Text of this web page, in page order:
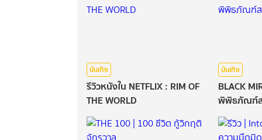
บันเทิง
รีวิวหนังใน NETFLIX : RIM OF
THE WORLD
บันเทิง
BLACK
พิพิธภัณฑ์